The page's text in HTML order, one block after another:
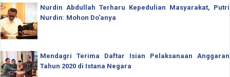
Nurdin Abdullah Terharu Kepedulian Masyarakat, Putri
Nurdin: Mohon Do'anya
Mendagri Terima Daftar Isian Pelaksanaan Anggaran
Tahun 2020 di Istana Negara